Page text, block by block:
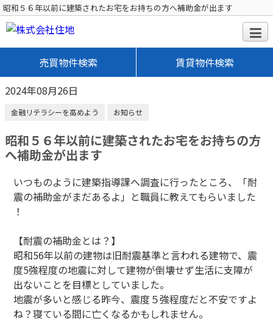
昭和５６年以前に建築されたお宅をお持ちの方へ補助金が出ます
売買物件検索
賃貸物件検索
2024年08月26日
金融リテラシーを高めよう お知らせ
昭和５６年以前に建築されたお宅をお持ちの方
へ補助金が出ます
いつものように建築指導課へ調査に行ったところ、「耐
震の補助金がまだあるよ」と職員に教えてもらいました
！
【耐震の補助金とは？】
昭和56年以前の建物は旧耐震基準と言われる建物で、震
度5強程度の地震に対して建物が倒壊せず生活に支障が
出ないことを目標としていました。
地震が多いと感じる昨今、震度５強程度だと不安ですよ
ね？寝ている間に亡くなるかもしれません。